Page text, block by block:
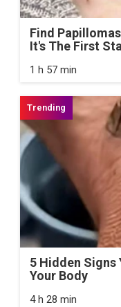
Find
It's The First
1 h 57 min
5 Hidden Signs
Your Body
4 h 28 min